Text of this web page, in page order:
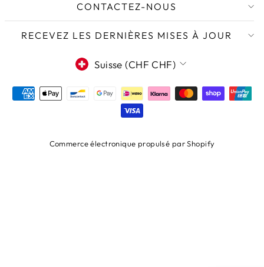
CONTACTEZ-NOUS
RECEVEZ LES DERNIÈRES MISES À JOUR
DEVISE
Suisse (CHF CHF)
Commerce électronique propulsé par Shopify